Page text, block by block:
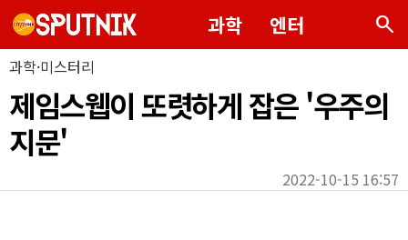
과학 엔터 search
과학·미스터리
제임스웹이 또렷하게 잡은 '우주의
지문'
2022-10-15 16:57